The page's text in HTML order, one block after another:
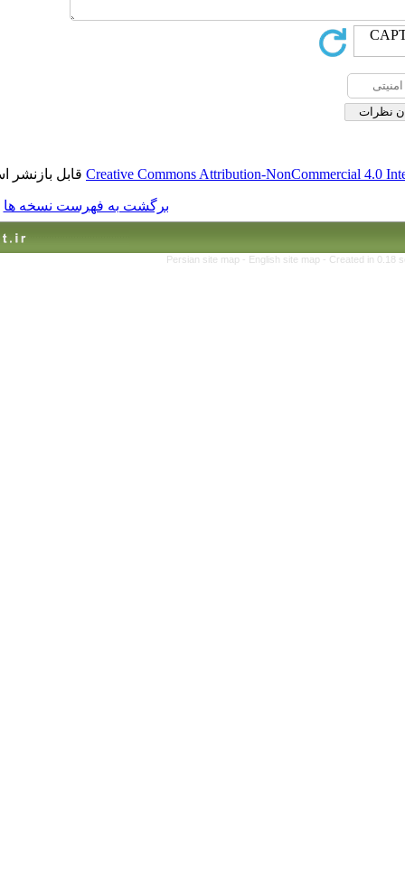
Creative Commons Attribution-قابل بازنشر است.
برگشت به فهرست نسخه ها
Persian site map -